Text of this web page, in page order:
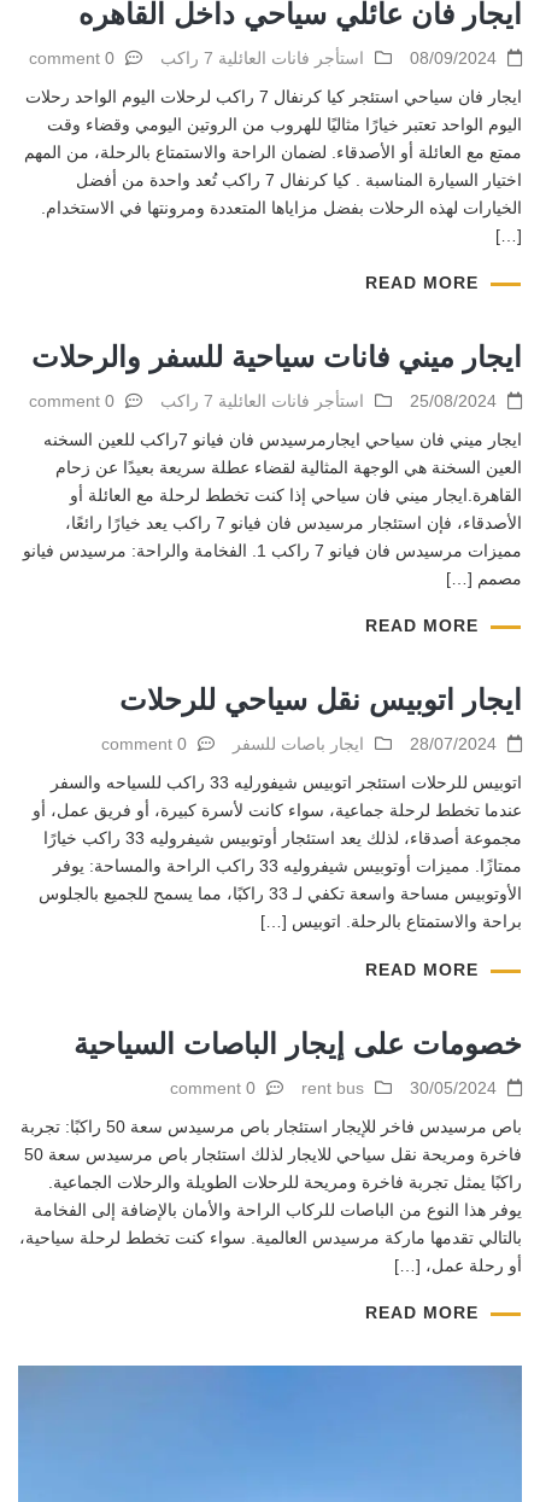
ايجار فان عائلي سياحي داخل القاهره
08/09/2024 استأجر فانات العائلية 7 راكب
0 comment
ايجار فان سياحي استئجر كيا كرنفال 7 راكب لرحلات اليوم الواحد رحلات
اليوم الواحد تعتبر خيارًا مثاليًا للهروب من الروتين اليومي وقضاء وقت
ممتع مع العائلة أو الأصدقاء. لضمان الراحة والاستمتاع بالرحلة، من المهم
اختيار السيارة المناسبة . كيا كرنفال 7 راكب تُعد واحدة من أفضل
الخيارات لهذه الرحلات بفضل مزاياها المتعددة ومرونتها في الاستخدام.
[…]
READ MORE
ايجار ميني فانات سياحية للسفر والرحلات
25/08/2024 استأجر فانات العائلية 7 راكب
0 comment
ايجار ميني فان سياحي ايجارمرسيدس فان فيانو 7راكب للعين السخنه
العين السخنة هي الوجهة المثالية لقضاء عطلة سريعة بعيدًا عن زحام
القاهرة.ايجار ميني فان سياحي إذا كنت تخطط لرحلة مع العائلة أو
الأصدقاء، فإن استئجار مرسيدس فان فيانو 7 راكب يعد خيارًا رائعًا،
مميزات مرسيدس فان فيانو 7 راكب 1. الفخامة والراحة: مرسيدس فيانو
مصمم […]
READ MORE
ايجار اتوبيس نقل سياحي للرحلات
28/07/2024 ايجار باصات للسفر
0 comment
اتوبيس للرحلات استئجر اتوبيس شيفورليه 33 راكب للسياحه والسفر
عندما تخطط لرحلة جماعية، سواء كانت لأسرة كبيرة، أو فريق عمل، أو
مجموعة أصدقاء، لذلك يعد استئجار أوتوبيس شيفروليه 33 راكب خيارًا
ممتازًا. مميزات أوتوبيس شيفروليه 33 راكب الراحة والمساحة: يوفر
الأوتوبيس مساحة واسعة تكفي لـ 33 راكبًا، مما يسمح للجميع بالجلوس
براحة والاستمتاع بالرحلة. اتوبيس […]
READ MORE
خصومات على إيجار الباصات السياحية
30/05/2024
rent bus
0 comment
باص مرسيدس فاخر للإيجار استئجار باص مرسيدس سعة 50 راكبًا: تجربة
فاخرة ومريحة نقل سياحي للايجار لذلك استئجار باص مرسيدس سعة 50
راكبًا يمثل تجربة فاخرة ومريحة للرحلات الطويلة والرحلات الجماعية.
يوفر هذا النوع من الباصات للركاب الراحة والأمان بالإضافة إلى الفخامة
بالتالي تقدمها ماركة مرسيدس العالمية. سواء كنت تخطط لرحلة سياحية،
أو رحلة عمل، […]
READ MORE